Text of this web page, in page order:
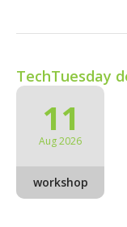
TechTuesday
11
Aug 2026
workshop